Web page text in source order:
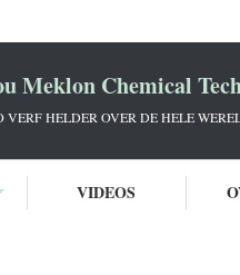
Meklon Chemical
HELDER OVER DE HELE
VIDEOS